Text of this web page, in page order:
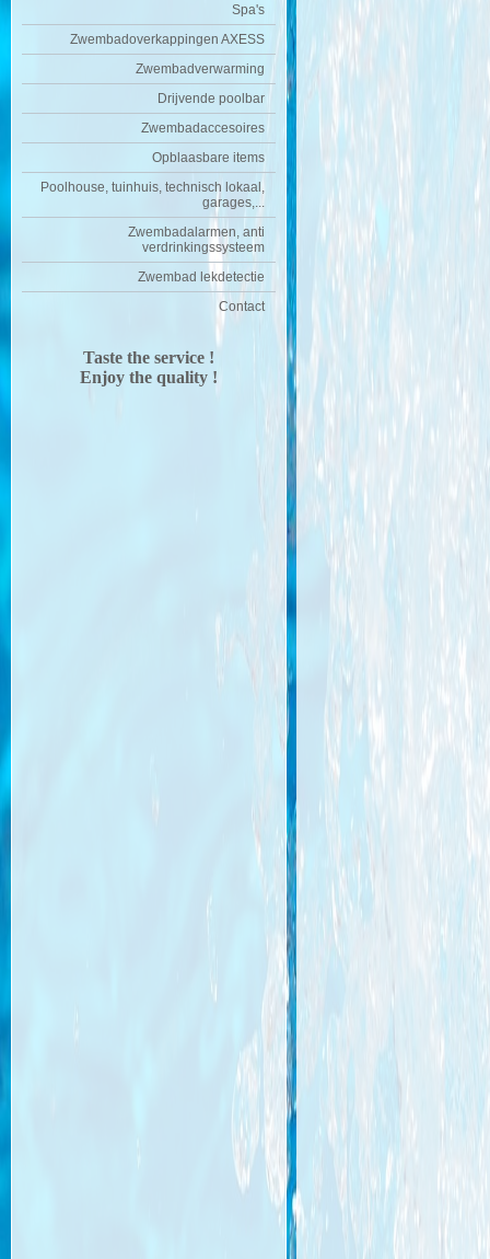
Spa's
Zwembadoverkappingen AXESS
Zwembadverwarming
Drijvende poolbar
Zwembadaccesoires
Opblaasbare items
Poolhouse, tuinhuis, technisch lokaal,
garages,...
Zwembadalarmen, anti
verdrinkingssysteem
Zwembad lekdetectie
Contact
Taste the service !
Enjoy the quality !